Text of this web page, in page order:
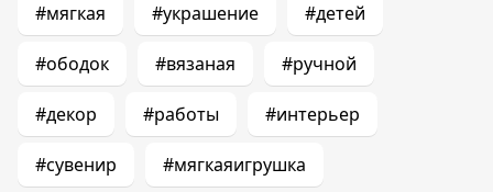
#мягкая #украшение #детей
#ободок #вязаная #ручной
#декор #работы #интерьер
#сувенир #мягкаяигрушка